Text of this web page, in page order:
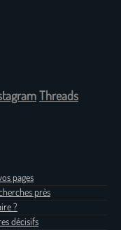
Threads
pages
près
?
décisifs